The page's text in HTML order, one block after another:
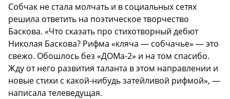
Собчак не стала молчать и в социальных сетях
решила ответить на поэтическое творчество
Баскова. «Что сказать про стихотворный дебют
Николая Баскова? Рифма «кляча — собчачье» — это
свежо. Обошлось без «ДОМа-2» и на том спасибо.
Жду от него развития таланта в этом направлении и
новые стихи с какой-нибудь затейливой рифмой», —
написала телеведущая.